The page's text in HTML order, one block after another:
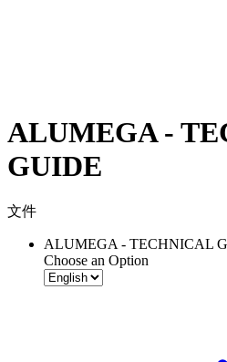
ALUMEGA -
GUIDE
文件
ALUMEGA - TECHNICAL
Choose an Option